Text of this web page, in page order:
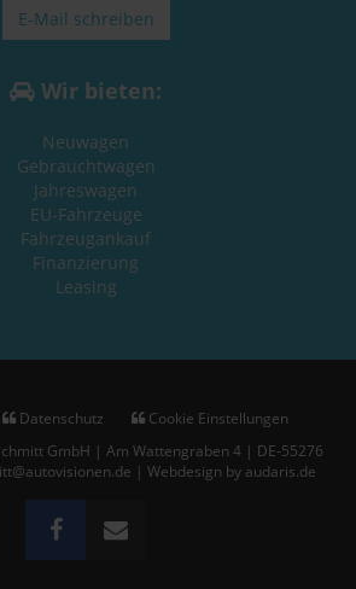
E-Mail schreiben
Wir bieten:
Neuwagen
Gebrauchtwagen
Jahreswagen
EU-Fahrzeuge
Fahrzeugankauf
Finanzierung
Leasing
Datenschutz
Cookie Einstellungen
GmbH | Am Wattengraben 4 | DE-55276
| Webdesign by audaris.de